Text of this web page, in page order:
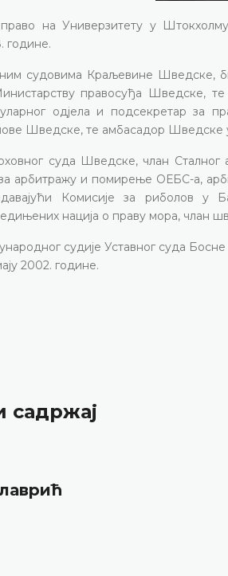
на Универзитету у
године.
судовима Краљевине Шведске,
правосуђа Шведске,
одјела и подсекретар за
Шведске, те амбасадор Шведске
суда Шведске, члан
арбитражу и помирење ОЕБС-а,
Комисије за риболов у
нација о праву мора, члан
судије Уставног суда
2002. године.
садржај